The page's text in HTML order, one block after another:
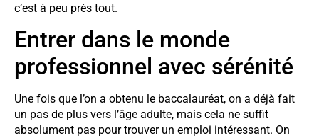
c’est à peu près tout.
Entrer dans le monde
professionnel avec sérénité
Une fois que l’on a obtenu le baccalauréat, on a déjà fait
un pas de plus vers l’âge adulte, mais cela ne suffit
absolument pas pour trouver un emploi intéressant. On